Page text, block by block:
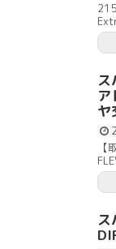
ス
ヤ
ス